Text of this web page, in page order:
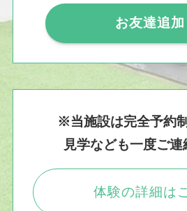
お友達追加
※当施設は完全予約
見学なども一度ご
体験の詳細は